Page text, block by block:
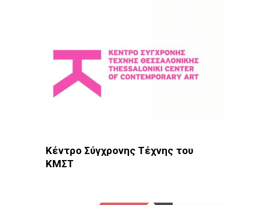
Κέντρο Σύγχρονης Τέχνης του
ΚΜΣΤ